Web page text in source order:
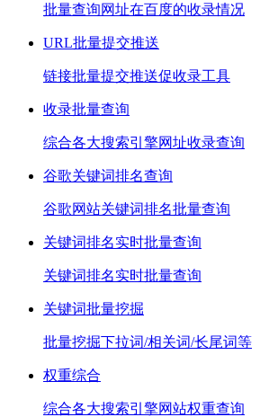
批量查询网址在百度的收录情况
URL批量提交推送
链接批量提交推送促收录工具
收录批量查询
综合各大搜索引擎网址收录查询
谷歌关键词排名查询
谷歌网站关键词排名批量查询
关键词排名实时批量查询
关键词排名实时批量查询
关键词批量挖掘
批量挖掘下拉词/相关词/长尾词等
权重综合
综合各大搜索引擎网站权重查询